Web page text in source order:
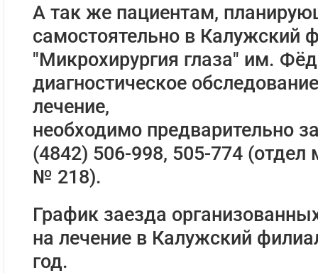
А так же пациентам,
самостоятельно в Калужский
"Микрохирургия глаза" им.
диагностическое
лечение,
необходимо предварительно
(4842) 506-998, 505-774 (отдел
№ 218).
График заезда
на лечение в Калужский
год.